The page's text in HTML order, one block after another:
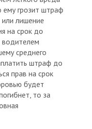
ему грозит штраф
лишение
на срок до
водителем
среднего
штраф до
прав на срок
будет
то за